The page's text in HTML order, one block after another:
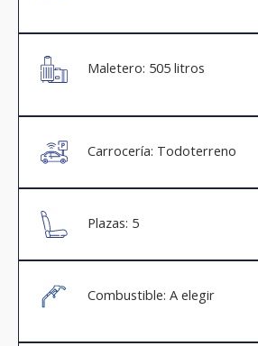
Maletero: 505 litros
Carrocería: Todoterreno
Plazas: 5
Combustible: A elegir